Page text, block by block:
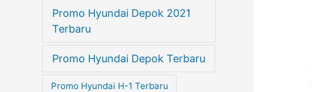
Promo Hyundai Depok 2021
Terbaru
Promo Hyundai Depok Terbaru
Promo Hyundai H-1 Terbaru